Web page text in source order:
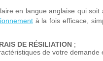
en langue anglaise qui soit
à la fois efficace,
DE RÉSILIATION ;
de votre demande